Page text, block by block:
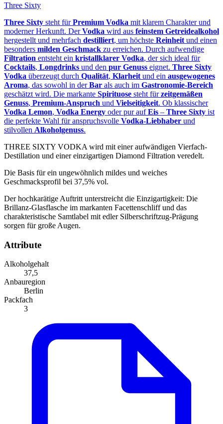
Three Sixty
Three Sixty steht fürPremium Vodka mit klarem Charakter und
moderner Herkunft. DerVodka wird aus feinstem Getreidealkohol
hergestellt und mehrfach destilliert, um höchste Reinheit und einen
besonders milden Geschmack zu erreichen. Durch aufwendige
Filtration entsteht ein kristallklarer Vodka, der sich ideal für
Cocktails, Longdrinks und den pur Genuss eignet. Three Sixty
Vodka überzeugt durch Qualität, Klarheit und ein ausgewogenes
Aroma, das sowohl in derBar als auch im Gastronomie‑Bereich
geschätzt wird. Die markante Spirituose steht fürzeitgemäßen
Genuss, Premium‑Anspruch und Vielseitigkeit. Ob klassischer
Vodka Lemon, Vodka Energy oder pur aufEis – Three Sixty ist
die perfekte Wahl für anspruchsvolle Vodka‑Liebhaber und
stilvollen Alkoholgenuss.
THREE SIXTY VODKA wird mit einer aufwändigen Vierfach-
Destillation und einer einzigartigen Diamond Filtration veredelt.
Die Basis für ein ungewöhnlich mildes und weiches
Geschmacksprofil bei 37,5% vol.
Der hochkarätige Auftritt unterstreicht die Einzigartigkeit: Die
Brillanz-Glasflasche im markanten Facettenschliff und das
charakteristische Samtlabel mit edler Silberschriftzug-Prägung
sorgen für große Augen.
Attribute
Alkoholgehalt
37,5
Anbauregion
Berlin
Packfach
3